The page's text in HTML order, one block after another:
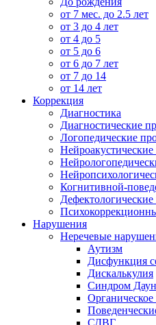
от 7 мес. до 2.5 лет
от 3 до 4 лет
от 4 до 5
от 5 до 6
от 6 до 7 лет
от 7 до 14
от 14 лет
Коррекция
Диагностика
Диагностические
Логопедические
Когнитивной-
Нарушения
Неречевые
Аутизм
Дисфункция
Дискалькулия
Синдром
СДВГ